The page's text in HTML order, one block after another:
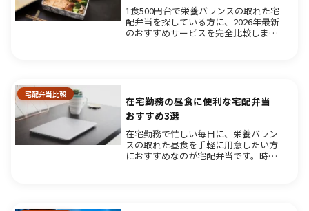
1食500円台で栄養バランスの取れた宅
配弁当を探している方に、2026年最新
のおすすめサービスを完全比較しま
宅配弁当比較
在宅勤務の昼食に便利な宅配弁当
おすすめ3選
在宅勤務で忙しい毎日に、栄養バラン
スの取れた昼食を手軽に用意したい方
におすすめなのが宅配弁当です。時短